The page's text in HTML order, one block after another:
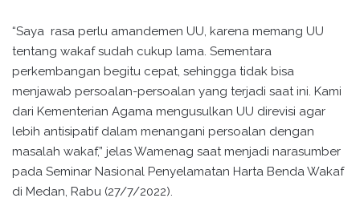
“Saya rasa perlu amandemen UU, karena memang UU
tentang wakaf sudah cukup lama. Sementara
perkembangan begitu cepat, sehingga tidak bisa
menjawab persoalan-persoalan yang terjadi saat ini. Kami
dari Kementerian Agama mengusulkan UU direvisi agar
lebih antisipatif dalam menangani persoalan dengan
masalah wakaf,” jelas Wamenag saat menjadi narasumber
pada Seminar Nasional Penyelamatan Harta Benda Wakaf
di Medan, Rabu (27/7/2022).